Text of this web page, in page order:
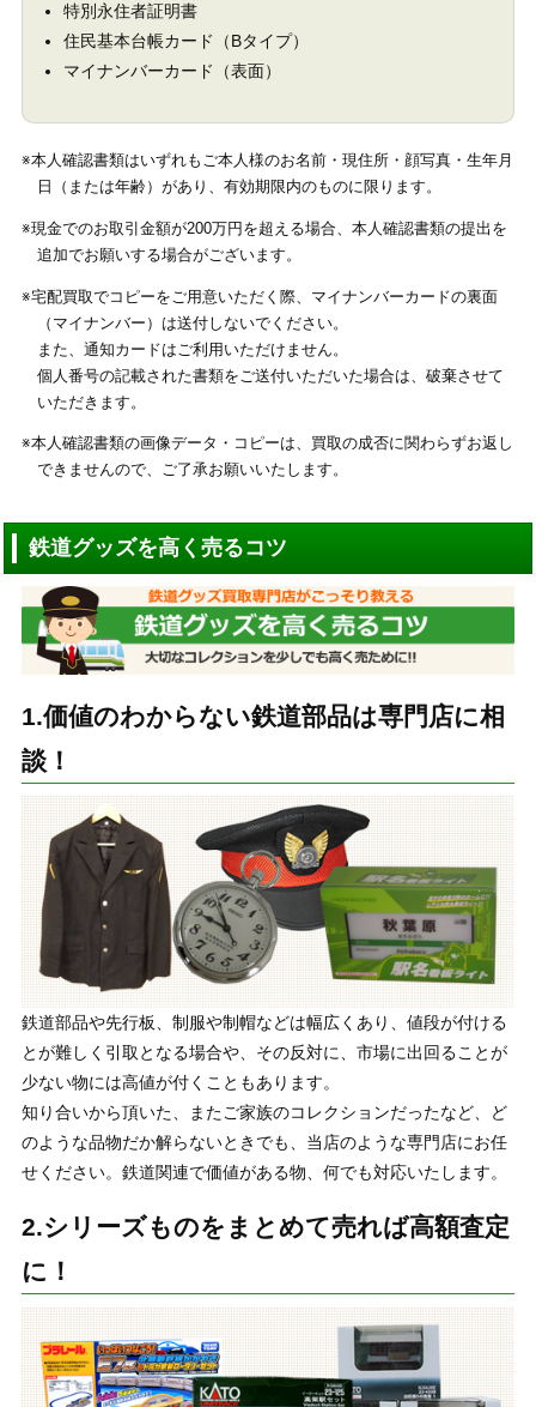
特別永住者証明書
住民基本台帳カード（Bタイプ）
マイナンバーカード（表面）
※本人確認書類はいずれもご本人様のお名前・現住所・顔写真・生年月
日（または年齢）があり、有効期限内のものに限ります。
※現金でのお取引金額が200万円を超える場合、本人確認書類の提出を
追加でお願いする場合がございます。
※宅配買取でコピーをご用意いただく際、マイナンバーカードの裏面
（マイナンバー）は送付しないでください。
また、通知カードはご利用いただけません。
個人番号の記載された書類をご送付いただいた場合は、破棄させて
いただきます。
※本人確認書類の画像データ・コピーは、買取の成否に関わらずお返し
できませんので、ご了承お願いいたします。
鉄道グッズを高く売るコツ
1.価値のわからない鉄道部品は専門店に相
談！
鉄道部品や先行板、制服や制帽などは幅広くあり、値段が付ける
とが難しく引取となる場合や、その反対に、市場に出回ることが
少ない物には高値が付くこともあります。
知り合いから頂いた、またご家族のコレクションだったなど、ど
のような品物だか解らないときでも、当店のような専門店にお任
せください。鉄道関連で価値がある物、何でも対応いたします。
2.シリーズものをまとめて売れば高額査定
に！